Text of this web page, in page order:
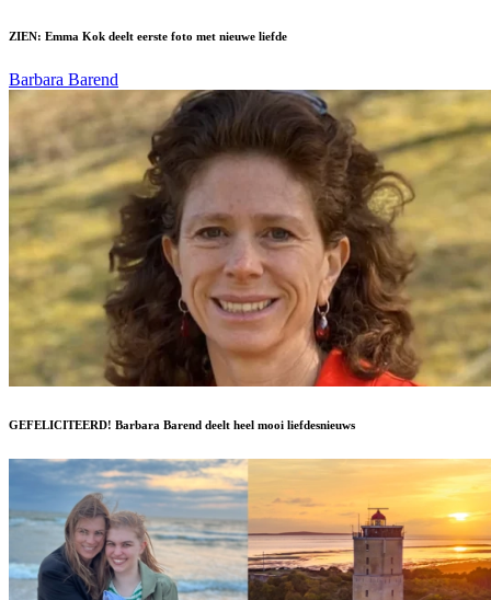
ZIEN: Emma Kok deelt eerste foto met nieuwe liefde
Barbara Barend
GEFELICITEERD! Barbara Barend deelt heel mooi liefdesnieuws